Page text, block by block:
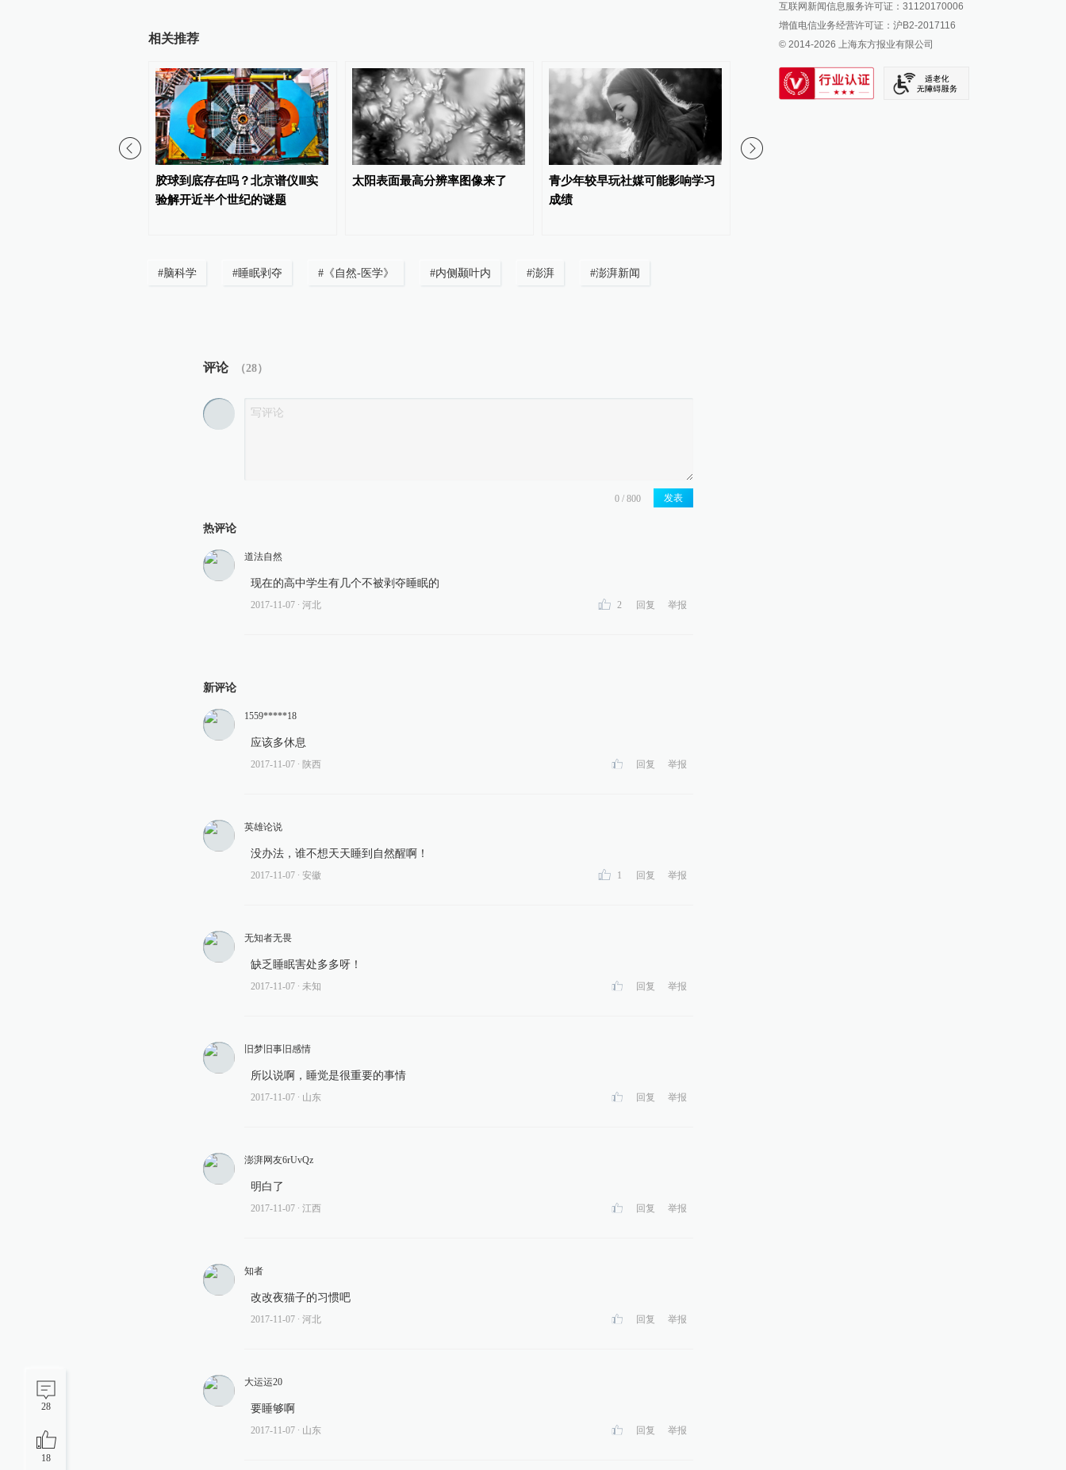
28
18
相关推荐
胶球到底存在吗？北京谱仪Ⅲ实
验解开近半个世纪的谜题
太阳表面最高分辨率图像来了
青少年较早玩社媒可能影响学习
成绩
#脑科学 #睡眠剥夺 # 《自然-医学》 #内侧颞叶内 #澎湃 #澎湃新闻
评论 （28）
发表
热评论
道法自然
现在的高中学生有几个不被剥夺睡眠的
2017-11-07 ∙ 河北 2 回复 举报
新评论
1559*****18
应该多休息
2017-11-07 ∙ 陕西 回复 举报
英雄论说
没办法，谁不想天天睡到自然醒啊！
2017-11-07 ∙ 安徽 1 回复 举报
无知者无畏
缺乏睡眠害处多多呀！
2017-11-07 ∙ 未知 回复 举报
旧梦旧事旧感情
所以说啊，睡觉是很重要的事情
2017-11-07 ∙ 山东 回复 举报
澎湃网友6rUvQz
明白了
2017-11-07 ∙ 江西 回复 举报
知者
改改夜猫子的习惯吧
2017-11-07 ∙ 河北 回复 举报
大运运20
要睡够啊
2017-11-07 ∙ 山东 回复 举报
派生万物开放平台
IP SHANGHAI
SIXTH TONE
互联网新闻信息服务许可证：31120170006
增值电信业务经营许可证：沪B2-2017116
© 2014-2026 上海东方报业有限公司